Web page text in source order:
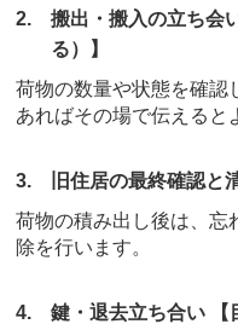
2.
搬出・搬入の立ち会
る）】
荷物の数量や状態を確認
あればその場で伝えると
3.
旧住居の最終確認と
荷物の積み出し後は、忘
除を行います。
4.
鍵・退去立ち合い 【